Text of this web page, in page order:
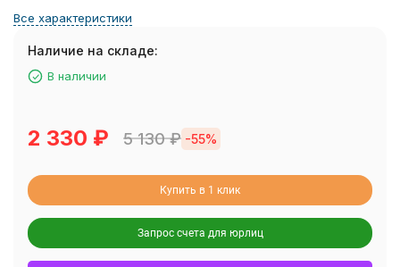
Все характеристики
Наличие на складе:
В наличии
2 330 ₽ 5 130₽ -55%
Купить в 1 клик
Запрос счета для юрлиц